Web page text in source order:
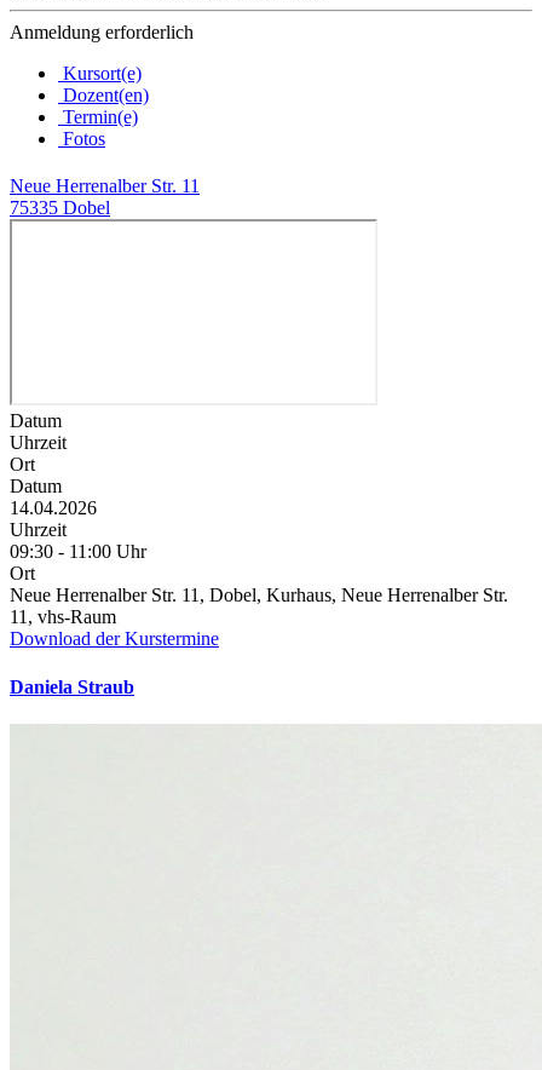
Anmeldung erforderlich
Kursort(e)
Dozent(en)
Termin(e)
Fotos
Neue Herrenalber Str. 11
75335 Dobel
Datum
Uhrzeit
Ort
Datum
14.04.2026
Uhrzeit
09:30 - 11:00 Uhr
Ort
Neue Herrenalber Str. 11, Dobel, Kurhaus, Neue Herrenalber Str.
11, vhs-Raum
Download der Kurstermine
Daniela Straub